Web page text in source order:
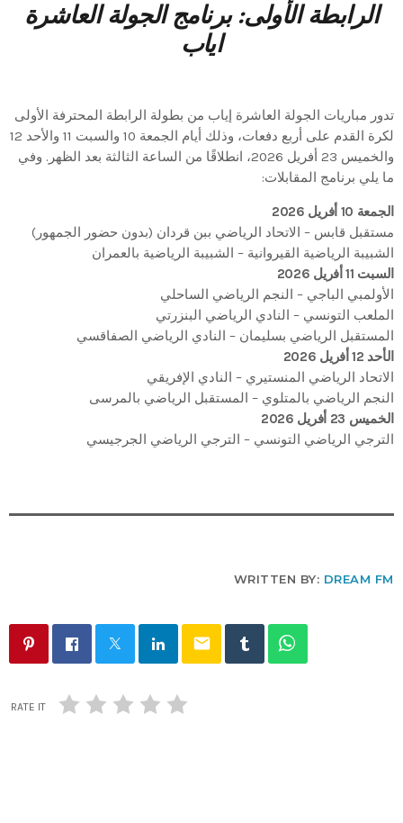
الرابطة الأولى: برنامج الجولة العاشرة
اياب
تدور مباريات الجولة العاشرة إياب من بطولة الرابطة المحترفة الأولى
لكرة القدم على أربع دفعات، وذلك أيام الجمعة 10 والسبت 11 والأحد 12
والخميس 23 أفريل 2026، انطلاقًا من الساعة الثالثة بعد الظهر. وفي
ما يلي برنامج المقابلات:
الجمعة 10 أفريل 2026
مستقبل قابس – الاتحاد الرياضي ببن قردان (بدون حضور الجمهور)
الشبيبة الرياضية القيروانية – الشبيبة الرياضية بالعمران
السبت 11 أفريل 2026
الأولمبي الباجي – النجم الرياضي الساحلي
الملعب التونسي – النادي الرياضي البنزرتي
المستقبل الرياضي بسليمان – النادي الرياضي الصفاقسي
الأحد 12 أفريل 2026
الاتحاد الرياضي المنستيري – النادي الإفريقي
النجم الرياضي بالمتلوي – المستقبل الرياضي بالمرسى
الخميس 23 أفريل 2026
الترجي الرياضي التونسي – الترجي الرياضي الجرجيسي
WRITTEN BY: DREAM FM
email
RATE IT